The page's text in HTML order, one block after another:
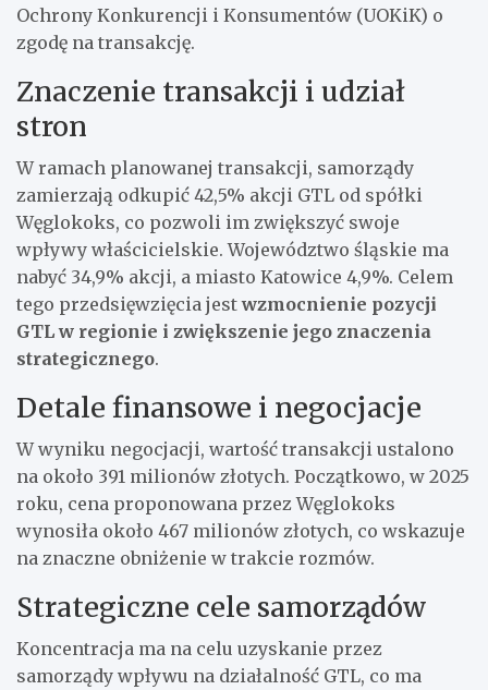
Ochrony Konkurencji i Konsumentów (UOKiK) o
zgodę na transakcję.
Znaczenie transakcji i udział
stron
W ramach planowanej transakcji, samorządy
zamierzają odkupić 42,5% akcji GTL od spółki
Węglokoks, co pozwoli im zwiększyć swoje
wpływy właścicielskie. Województwo śląskie ma
nabyć 34,9% akcji, a miasto Katowice 4,9%. Celem
tego przedsięwzięcia jestwzmocnienie pozycji
GTL w regionie i zwiększenie jego znaczenia
strategicznego.
Detale finansowe i negocjacje
W wyniku negocjacji, wartość transakcji ustalono
na około 391 milionów złotych. Początkowo, w 2025
roku, cena proponowana przez Węglokoks
wynosiła około 467 milionów złotych, co wskazuje
na znaczne obniżenie w trakcie rozmów.
Strategiczne cele samorządów
Koncentracja ma na celu uzyskanie przez
samorządy wpływu na działalność GTL, co ma